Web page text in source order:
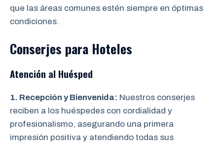
que las áreas comunes estén siempre en óptimas
condiciones.
Conserjes para Hoteles
Atención al Huésped
1. Recepción y Bienvenida: Nuestros conserjes
reciben a los huéspedes con cordialidad y
profesionalismo, asegurando una primera
impresión positiva y atendiendo todas sus